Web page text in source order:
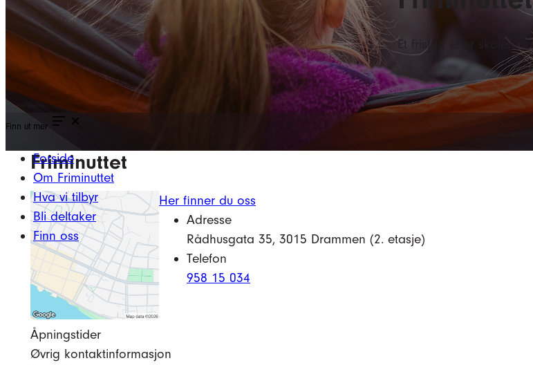
Et fristed etter skolen.
Finn ut mer
Forside
Om Friminuttet
Hva vi tilbyr
Bli deltaker
Finn oss
Friminuttet
Her finner du oss
Adresse
Rådhusgata 35, 3015 Drammen (2. etasje)
Telefon
958 15 034
Åpningstider
Øvrig kontaktinformasjon